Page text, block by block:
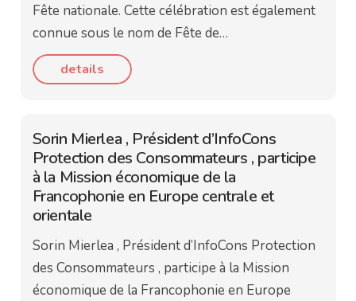
Fête nationale. Cette célébration est également
connue sous le nom de Fête de…
details
Sorin Mierlea , Président d’InfoCons
Protection des Consommateurs , participe
à la Mission économique de la
Francophonie en Europe centrale et
orientale
Sorin Mierlea , Président d’InfoCons Protection
des Consommateurs , participe à la Mission
économique de la Francophonie en Europe